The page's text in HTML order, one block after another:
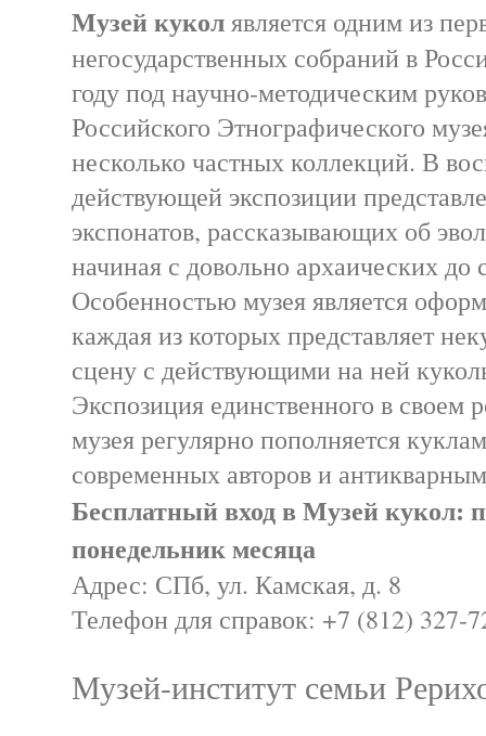
Музей куколявляется одним из
негосударственных собраний в
году под научно-методическим
Российского Этнографического
несколько частных коллекций. В
действующей экспозиции
экспонатов, рассказывающих об
начиная с довольно архаических до
Особенностью музея является
каждая из которых представляет
сцену с действующими на ней
Экспозиция единственного в своем
музея регулярно пополняется
современных авторов и
Бесплатный вход в Музей кукол:
понедельник месяца
Адрес: СПб, ул. Камская, д. 8
Телефон для справок: +7 (812) 327-
Музей-институт семьи